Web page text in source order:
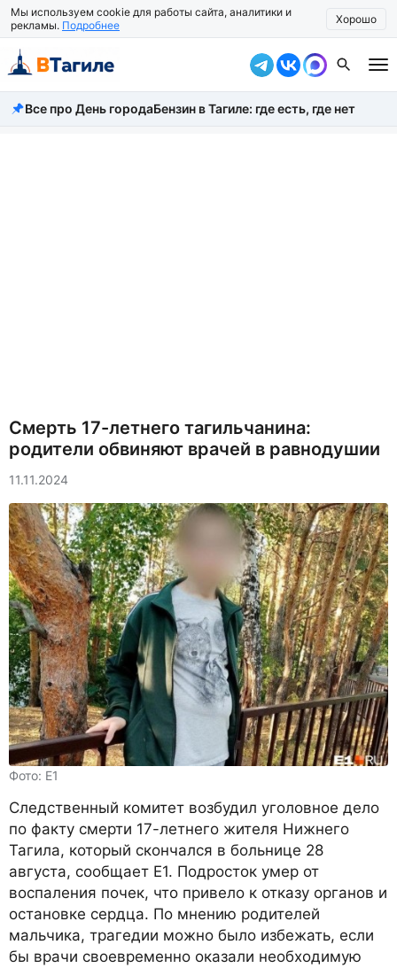
Мы используем cookie для работы сайта, аналитики и
рекламы. Подробнее Хорошо
Все новости
Все про День городаБензин в Тагиле: где есть, где нет
Смерть 17-летнего тагильчанина:
родители обвиняют врачей в равнодушии
11.11.2024
Фото: E1
Следственный комитет возбудил уголовное дело
по факту смерти 17-летнего жителя Нижнего
Тагила, который скончался в больнице 28
августа, сообщает E1. Подросток умер от
воспаления почек, что привело к отказу органов и
остановке сердца. По мнению родителей
мальчика, трагедии можно было избежать, если
бы врачи своевременно оказали необходимую